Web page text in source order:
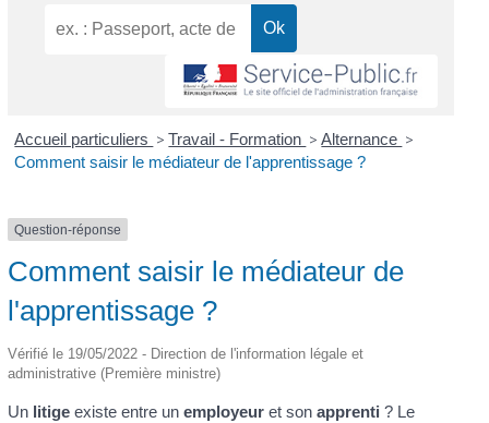
Accueil particuliers > Travail - Formation > Alternance >
Comment saisir le médiateur de l'apprentissage ?
Question-réponse
Comment saisir le médiateur de
l'apprentissage ?
Vérifié le 19/05/2022 - Direction de l'information légale et
administrative (Première ministre)
Un litigeexiste entre un employeuret son apprenti ? Le